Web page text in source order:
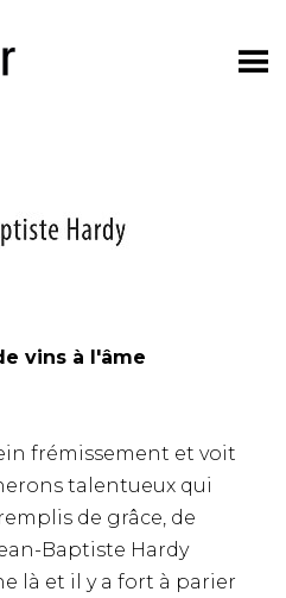
vins à l'âme
frémissement et voit
talentueux qui
de grâce, de
Baptiste Hardy
là et il y a fort à parier